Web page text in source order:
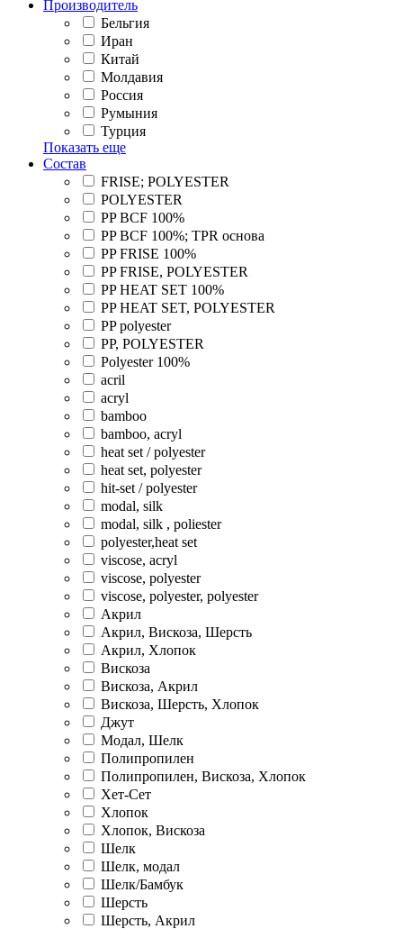
Производитель
Бельгия
Иран
Китай
Молдавия
Россия
Румыния
Турция
Показать еще
Состав
FRISE; POLYESTER
POLYESTER
PP BCF 100%
PP BCF 100%; TPR основа
PP FRISE 100%
PP FRISE, POLYESTER
PP HEAT SET 100%
PP HEAT SET, POLYESTER
PP polyester
PP, POLYESTER
Polyester 100%
acril
acryl
bamboo
bamboo, acryl
heat set / polyester
heat set, polyester
hit-set / polyester
modal, silk
modal, silk , poliester
polyester,heat set
viscose, acryl
viscose, polyester
viscose, polyester, polyester
Акрил
Акрил, Вискоза, Шерсть
Акрил, Хлопок
Вискоза
Вискоза, Акрил
Вискоза, Шерсть, Хлопок
Джут
Модал, Шелк
Полипропилен
Полипропилен, Вискоза, Хлопок
Хет-Сет
Хлопок
Хлопок, Вискоза
Шелк
Шелк, модал
Шелк/Бамбук
Шерсть
Шерсть, Акрил